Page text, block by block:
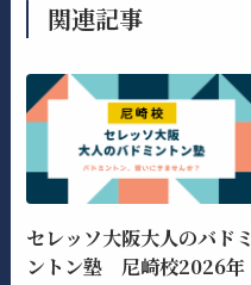
関連記事
セレッソ大阪大人のバドミ
ントン塾 尼崎校2026年